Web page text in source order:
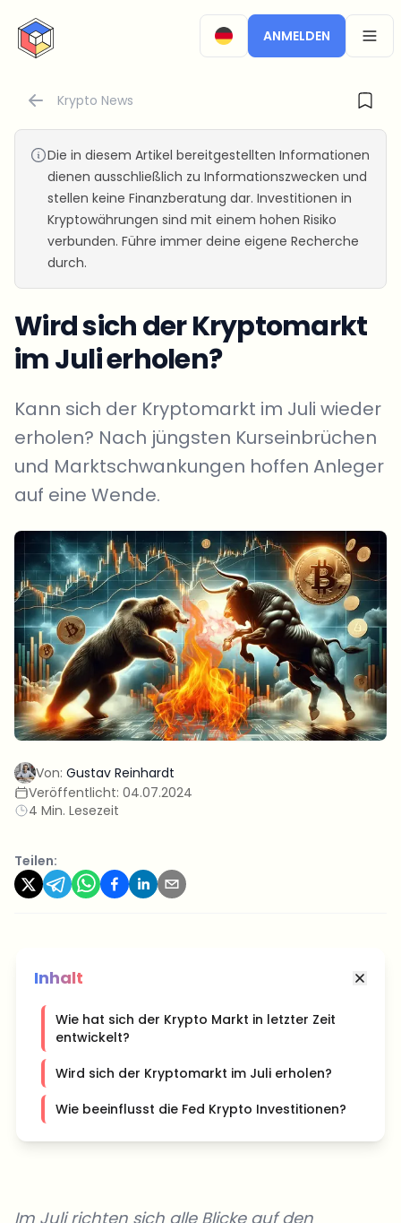
CryptoTicker
ANMELDEN
Krypto News
Die in diesem Artikel bereitgestellten Informationen
dienen ausschließlich zu Informationszwecken und
stellen keine Finanzberatung dar. Investitionen in
Kryptowährungen sind mit einem hohen Risiko
verbunden. Führe immer deine eigene Recherche
durch.
Wird sich der Kryptomarkt
im Juli erholen?
Kann sich der Kryptomarkt im Juli wieder
erholen? Nach jüngsten Kurseinbrüchen
und Marktschwankungen hoffen Anleger
auf eine Wende.
Von: Gustav Reinhardt
Veröffentlicht: 04.07.2024
4 Min. Lesezeit
Teilen:
Inhalt
Wie hat sich der Krypto Markt in letzter Zeit
entwickelt?
Wird sich der Kryptomarkt im Juli erholen?
Wie beeinflusst die Fed Krypto Investitionen?
Im Juli richten sich alle Blicke auf den